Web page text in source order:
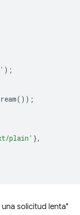
);
());
plain' },
solicitud lenta"